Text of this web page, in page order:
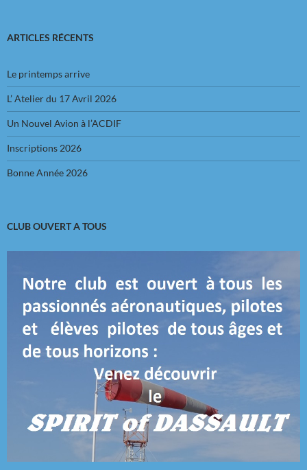
ARTICLES RÉCENTS
Le printemps arrive
L’ Atelier du 17 Avril 2026
Un Nouvel Avion à l’ACDIF
Inscriptions 2026
Bonne Année 2026
CLUB OUVERT A TOUS